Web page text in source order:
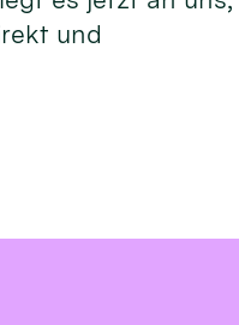
und